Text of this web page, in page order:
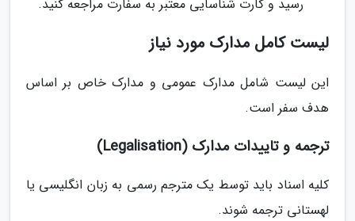
رسید و کارت شناسایی معتبر به سفارت مراجعه کنید.
لیست کامل مدارک مورد نیاز
این لیست شامل مدارک عمومی و مدارک خاص بر اساس
هدف سفر است.
ترجمه و تاییدات مدارک (Legalisation)
کلیه اسناد باید توسط یک مترجم رسمی به زبان انگلیسی یا
لهستانی ترجمه شوند.